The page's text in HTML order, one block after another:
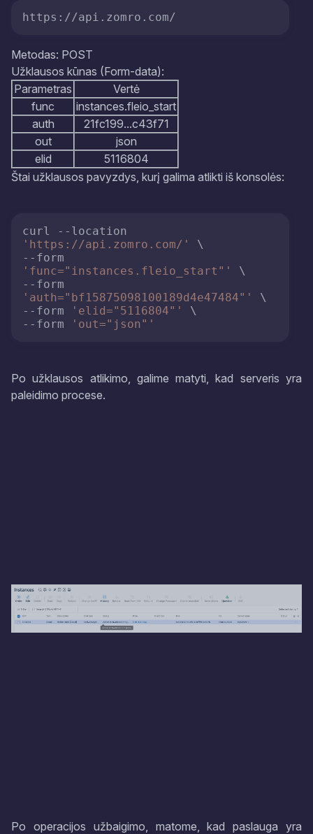
https://api.zomro.com/
Metodas: POST
Užklausos kūnas (Form-data):
Parametras
Vertė
func
instances.fleio_start
auth
21fc199...c43f71
out
json
elid
5116804
Štai užklausos pavyzdys, kurį galima atlikti iš konsolės:
'https://api.zomro.com/'
\
'func="instances.fleio_start"'
\
'auth="bf15875098100189d4e47484"'
\
--form
'elid="5116804"'
\
--form
'out="json"'
Po užklausos atlikimo, galime matyti, kad serveris yra
paleidimo procese.
Po operacijos užbaigimo, matome, kad paslauga yra